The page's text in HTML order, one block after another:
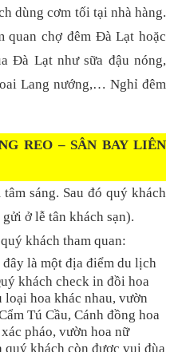
dùng cơm tối tại nhà hàng.
quan chợ đêm Đà Lạt hoặc
Đà Lạt như sữa đậu nóng,
Lang nướng,… Nghỉ đêm
REO – SÂN BAY LIÊN
sáng. Sau đó quý khách
ở lễ tân khách sạn).
khách tham quan:
đây là một địa điểm du lịch
khách check in đồi hoa
hoa khác nhau, vườn
Tú Cầu, Cánh đồng hoa
pháo, vườn hoa nữ
khách còn được vui đùa